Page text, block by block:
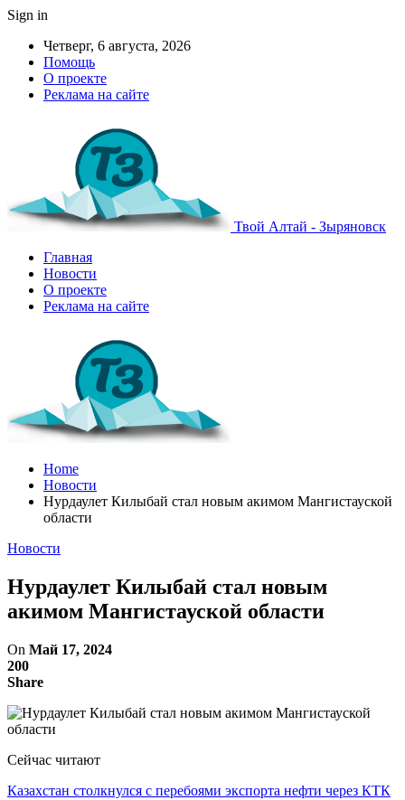
Sign in
Четверг, 6 августа, 2026
Помощь
О проекте
Реклама на сайте
Твой Алтай - Зыряновск
Главная
Новости
О проекте
Реклама на сайте
Home
Новости
Нурдаулет Килыбай стал новым акимом Мангистауской
области
Новости
Нурдаулет Килыбай стал новым
акимом Мангистауской области
On Май 17, 2024
200
Share
Сейчас читают
Казахстан столкнулся с перебоями экспорта нефти через КТК